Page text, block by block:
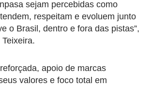
sejam percebidas como
respeitam e evoluem junto
o Brasil, dentro e fora das pistas”,
apoio de marcas
valores e foco total em